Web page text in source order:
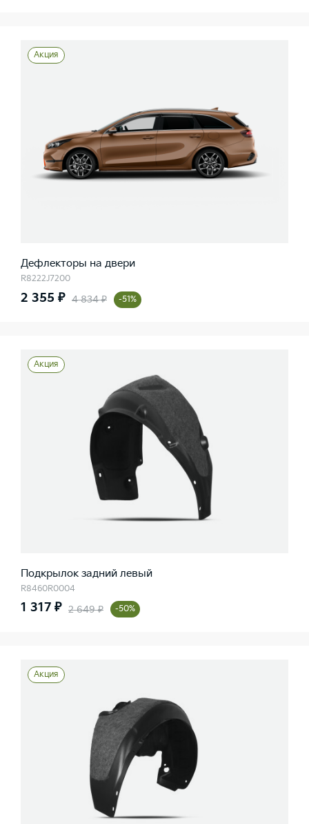
Акция
Дефлекторы на двери
R8222J7200
2 355 ₽ 4 834 ₽ -51%
Акция
Подкрылок задний левый
R8460R0004
1 317 ₽ 2 649 ₽ -50%
Акция